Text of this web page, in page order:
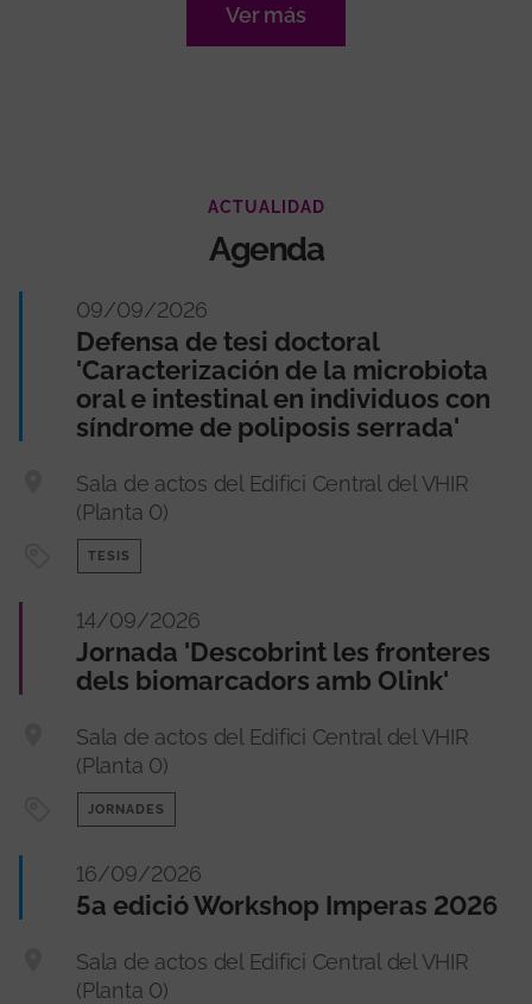
Ver más
ACTUALIDAD
Agenda
09/09/2026
Defensa de tesi doctoral
'Caracterización de la microbiota
oral e intestinal en individuos con
síndrome de poliposis serrada'
Sala de actos del Edifici Central del VHIR
(Planta 0)
TESIS
14/09/2026
Jornada 'Descobrint les fronteres
dels biomarcadors amb Olink'
Sala de actos del Edifici Central del VHIR
(Planta 0)
JORNADES
16/09/2026
5a edició Workshop Imperas 2026
Sala de actos del Edifici Central del VHIR
(Planta 0)